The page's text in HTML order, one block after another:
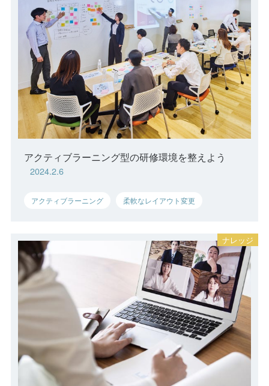
アクティブラーニング型の研修環境を整えよう
2024.2.6
アクティブラーニング 柔軟なレイアウト変更